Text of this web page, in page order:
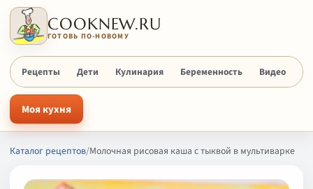
COOKNEW.RU
ГОТОВЬ ПО-НОВОМУ
Рецепты Дети Кулинария Беременность Видео
Моя кухня
Каталог рецептов/Молочная рисовая каша с тыквой в мультиварке